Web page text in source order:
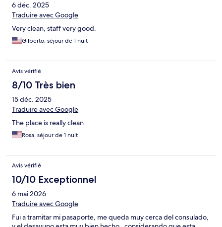
6 déc. 2025
Traduire avec Google
Very clean, staff very good.
Gilberto, séjour de 1 nuit
Avis vérifié
8/10 Très bien
15 déc. 2025
Traduire avec Google
The place is really clean
Rosa, séjour de 1 nuit
Avis vérifié
10/10 Exceptionnel
6 mai 2026
Traduire avec Google
Fui a tramitar mi pasaporte, me queda muy cerca del consulado,